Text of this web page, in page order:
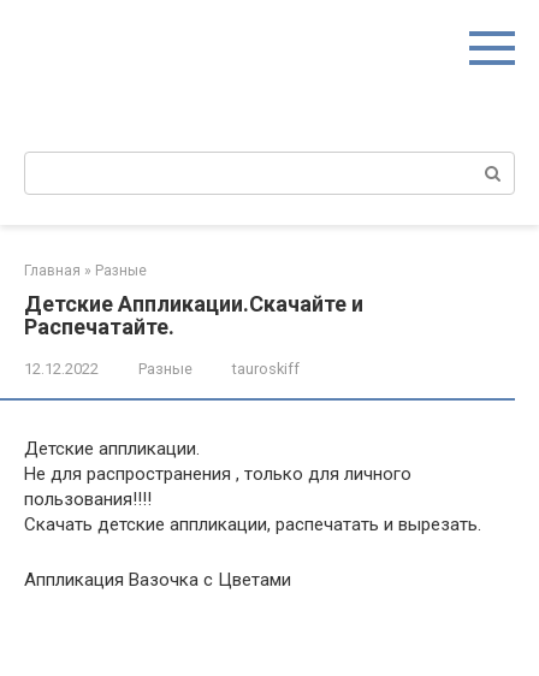
Поиск:
Главная » Разные
Детские Аппликации.Скачайте и
Распечатайте.
12.12.2022 Разные tauroskiff
Детские аппликации.
Не для распространения , только для личного
пользования!!!!
Скачать детские аппликации, распечатать и вырезать.
Аппликация Вазочка с Цветами